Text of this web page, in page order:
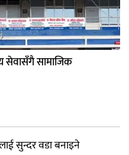
सेवासँगै सामाजिक
सुन्दर वडा बनाइने